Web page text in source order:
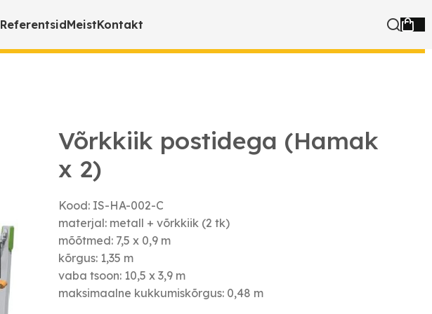
ReferentsidMeistKontakt
Võrkkiik postidega (Hamak
x 2)
Kood: IS-HA-002-C
materjal: metall + võrkkiik (2 tk)
mõõtmed: 7,5 x 0,9 m
kõrgus: 1,35 m
vaba tsoon: 10,5 x 3,9 m
maksimaalne kukkumiskõrgus: 0,48 m